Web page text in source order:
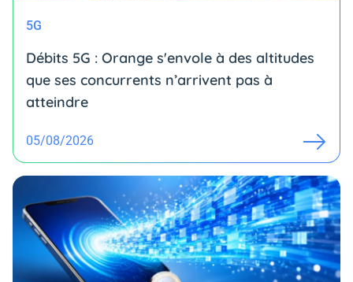
5G
Débits 5G : Orange s'envole à des altitudes
que ses concurrents n’arrivent pas à
atteindre
05/08/2026